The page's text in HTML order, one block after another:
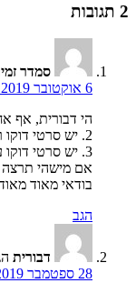
2 תגובות
סמדר
6 אוקטובר 2019 בשעה 7:55
הי דבורית, אף אחת
2. יש סרטי דוקו רבים ששודרו בערוצי טלוויזיה שונים החל מימי הערוץ הראשון. זו כמות אדירה של סרטים. האם להתעלם מהם? להחשיב אותם כיצירה תיעודית?
3. יש סרטי דוקו עצמאיים שלא קיבלו כל תמיכה ממסדית, אולי לא השתתפו בפסטיבלים ואולי הופצו עצמאית לקיבוצים ועדי עובדים וכו'. מה איתם?
אם מישהי תרצה
בודאי מאוד
הגב
דבורית
28 ספטמבר 2019 בשעה 12:11